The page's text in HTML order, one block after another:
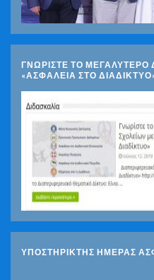
ΓΝΩΡΊΣΤΕ ΤΟ
«ΑΣΦΆΛΕΙΑ ΣΤΟ
ΥΠΟΣΤΗΡΙΚΤΗΣ ΗΜΕΡΑΣ